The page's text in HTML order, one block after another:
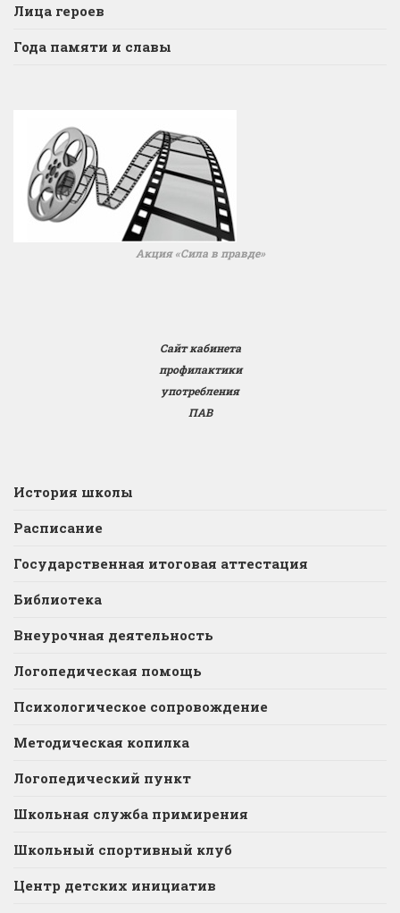
Лица героев
Года памяти и славы
Акция «Сила в правде»
Сайт кабинета
профилактики
употребления
ПАВ
История школы
Расписание
Государственная итоговая аттестация
Библиотека
Внеурочная деятельность
Логопедическая помощь
Психологическое сопровождение
Методическая копилка
Логопедический пункт
Школьная служба примирения
Школьный спортивный клуб
Центр детских инициатив